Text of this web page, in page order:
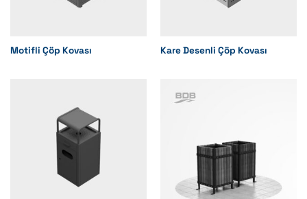
Motifli Çöp Kovası Kare Desenli Çöp Kovası